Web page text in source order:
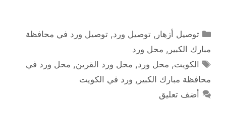
التصنيفات
توصيل أزهار ,توصيل ورد,توصيل ورد في محافظة
مبارك الكبير , محل ورد
الوسوم
الكويت, محل ورد, محل ورد القرين, محل ورد في
محافظة مبارك الكبير , ورد في الكويت
أضف تعليق